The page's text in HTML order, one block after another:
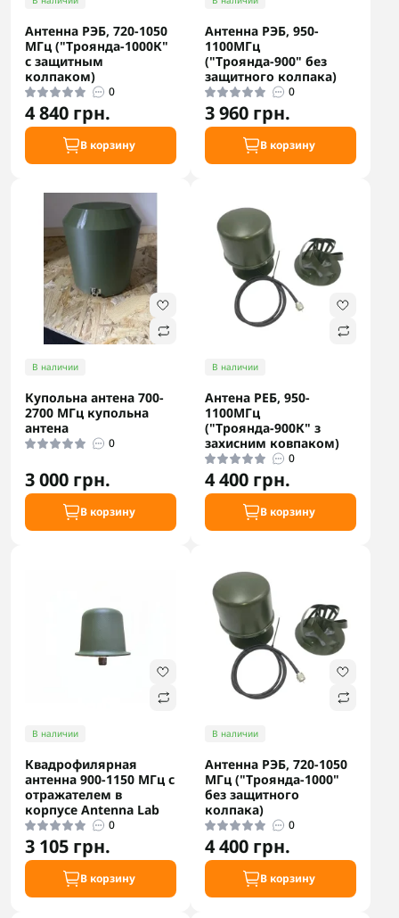
Антенна РЭБ, 720-1050
МГц ("Троянда-1000К"
с защитным
колпаком)
0
4 840 грн.
В корзину
Антенна РЭБ, 950-
1100МГц
("Троянда-900" без
защитного колпака)
0
3 960 грн.
В корзину
В наличии
Купольна антена 700-
2700 МГц купольна
антена
0
3 000 грн.
В корзину
В наличии
Антена РЕБ, 950-
1100МГц
("Троянда-900К" з
захисним ковпаком)
0
4 400 грн.
В корзину
В наличии
Квадрофилярная
антенна 900-1150 МГц с
отражателем в
корпусе Antenna Lab
0
3 105 грн.
В корзину
В наличии
Антенна РЭБ, 720-1050
МГц ("Троянда-1000"
без защитного
колпака)
0
4 400 грн.
В корзину